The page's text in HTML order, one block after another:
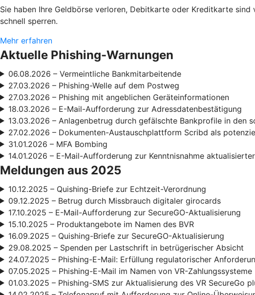
Sie haben Ihre Geldbörse verloren, Debitkarte oder Kreditkarte
schnell sperren.
Mehr erfahren
Aktuelle Phishing-Warnungen
06.08.2026 – Vermeintliche Bankmitarbeitende
27.03.2026 – Phishing-Welle auf dem Postweg
27.03.2026 – Phishing mit angeblichen Geräteinformationen
18.03.2026 – E-Mail-Aufforderung zur Adressdatenbestätigung
13.03.2026 – Anlagenbetrug durch gefälschte Bankprofile in den
27.02.2026 – Dokumenten-Austauschplattform Scribd als
31.01.2026 – MFA Bombing
14.01.2026 – E-Mail-Aufforderung zur Kenntnisnahme
Meldungen aus 2025
10.12.2025 – Quishing-Briefe zur Echtzeit-Verordnung
09.12.2025 – Betrug durch Missbrauch digitaler girocards
17.10.2025 – E-Mail-Aufforderung zur SecureGO-Aktualisierung
15.10.2025 – Produktangebote im Namen des BVR
16.09.2025 – Quishing-Briefe zur SecureGO-Aktualisierung
29.08.2025 – Spenden per Lastschrift in betrügerischer Absicht
24.07.2025 – Phishing-E-Mail: Erfüllung regulatorischer
07.05.2025 – Phishing-E-Mail im Namen von VR-Zahlungssysteme
01.03.2025 – Phishing-SMS zur Aktualisierung des VR SecureGo